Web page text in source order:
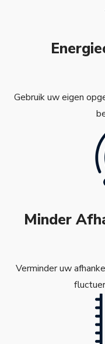
Gebruik uw eigen
Minder
Verminder uw